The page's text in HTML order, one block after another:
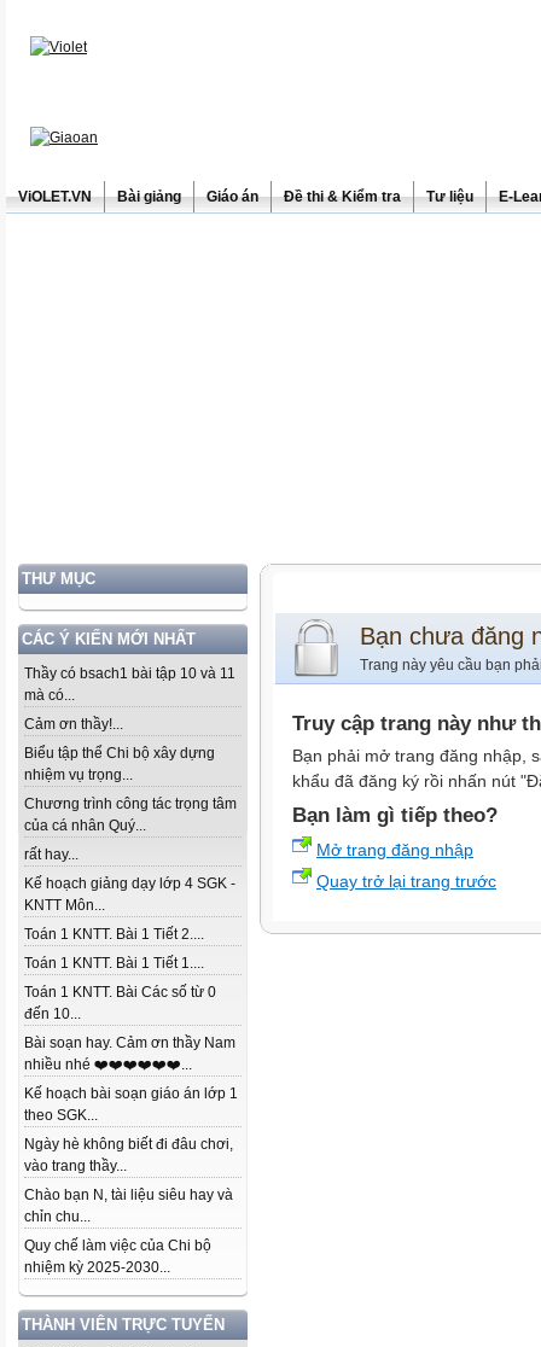
ViOLET.VN Bài giảng Giáo án Đề thi & Kiểm tra Tư liệu E-
THƯ MỤC
CÁC Ý KIẾN MỚI NHẤT
Thầy có bsach1 bài tập 10 và 11
mà có...
Cảm ơn thầy!...
Biểu tập thể Chi bộ xây dựng
nhiệm vụ trọng...
Chương trình công tác trọng tâm
của cá nhân Quý...
rất hay...
Kế hoạch giảng dạy lớp 4 SGK -
KNTT Môn...
Toán 1 KNTT. Bài 1 Tiết 2....
Toán 1 KNTT. Bài 1 Tiết 1....
Toán 1 KNTT. Bài Các số từ 0
đến 10...
Bài soạn hay. Cảm ơn thầy Nam
nhiều nhé ❤️❤️❤️❤️❤️❤️...
Kế hoạch bài soạn giáo án lớp 1
theo SGK...
Ngày hè không biết đi đâu chơi,
vào trang thầy...
Chào bạn N, tài liệu siêu hay và
chỉn chu...
Quy chế làm việc của Chi bộ
nhiệm kỳ 2025-2030...
THÀNH VIÊN TRỰC TUYẾN
Bạn chưa đăng
Trang này yêu cầu bạn
Truy cập trang này như
Bạn phải mở trang đăng nhập,
khẩu đã đăng ký rồi nhấn nút
Bạn làm gì tiếp theo?
Mở trang đăng nhập
Quay trở lại trang trước